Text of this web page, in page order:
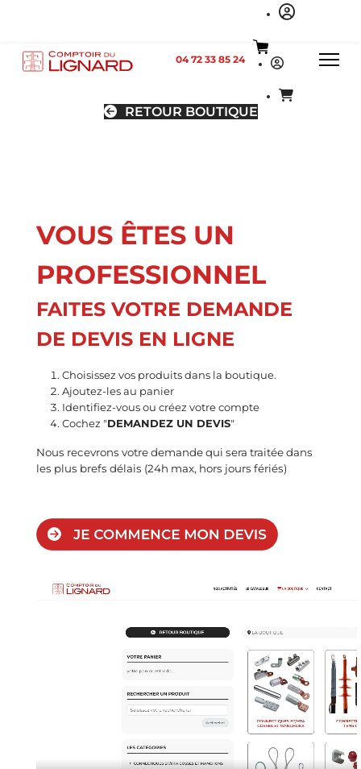
04 72 33 85 24
RETOUR BOUTIQUE
VOUS ÊTES UN
PROFESSIONNEL
FAITES VOTRE DEMANDE
DE DEVIS EN LIGNE
Choisissez vos produits dans la boutique.
Ajoutez-les au panier
Identifiez-vous ou créez votre compte
Cochez "DEMANDEZ UN DEVIS"
Nous recevrons votre demande qui sera traitée dans
les plus brefs délais (24h max, hors jours fériés)